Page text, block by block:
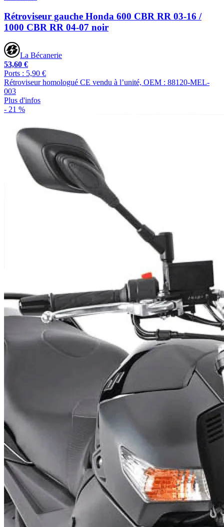
Rétroviseur gauche Honda 600 CBR RR 03-16 /
1000 CBR RR 04-07 noir
La Bécanerie
53,60 €
Ports : 5,90 €
Rétroviseur homologué CE vendu à l’unité, OEM : 88120-MEL-
003
Plus d'infos
- 21 %